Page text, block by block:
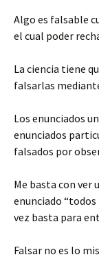
Algo es falsable
el cual poder
La ciencia tiene
falsarlas
Los enunciados
enunciados
falsados por
Me basta con ver
enunciado “todos
vez basta para
Falsar no es lo